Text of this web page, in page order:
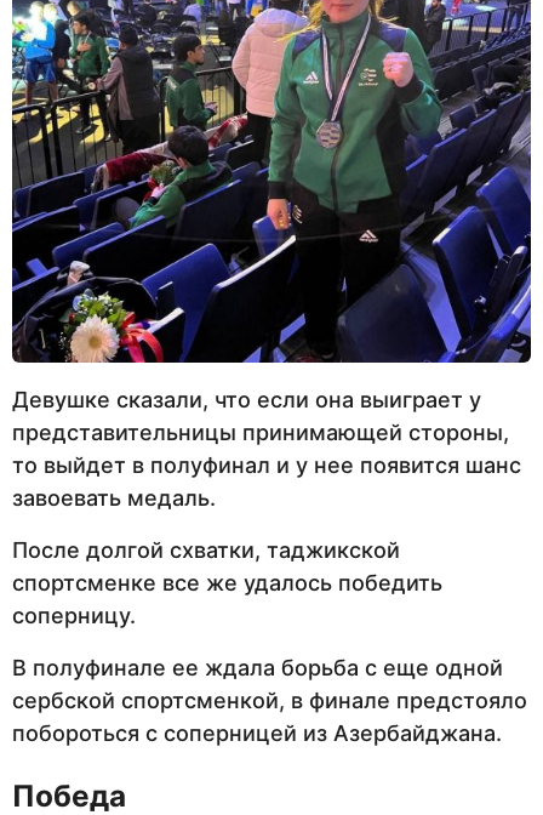
Девушке сказали, что если она выиграет у
представительницы принимающей стороны,
то выйдет в полуфинал и у нее появится шанс
завоевать медаль.
После долгой схватки, таджикской
спортсменке все же удалось победить
соперницу.
В полуфинале ее ждала борьба с еще одной
сербской спортсменкой, в финале предстояло
побороться с соперницей из Азербайджана.
Победа